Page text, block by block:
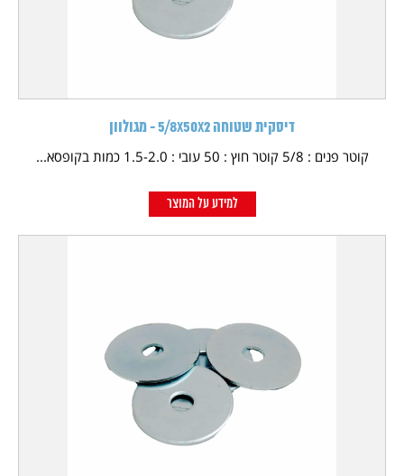
דיסקית שטוחה 5/8X50X2 - מגולוון
קוטר פנים : 5/8 קוטר חוץ : 50 עובי : 1.5-2.0 כמות בקופסא...
למידע על המוצר